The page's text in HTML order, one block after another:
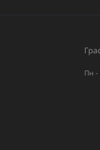
Пн -